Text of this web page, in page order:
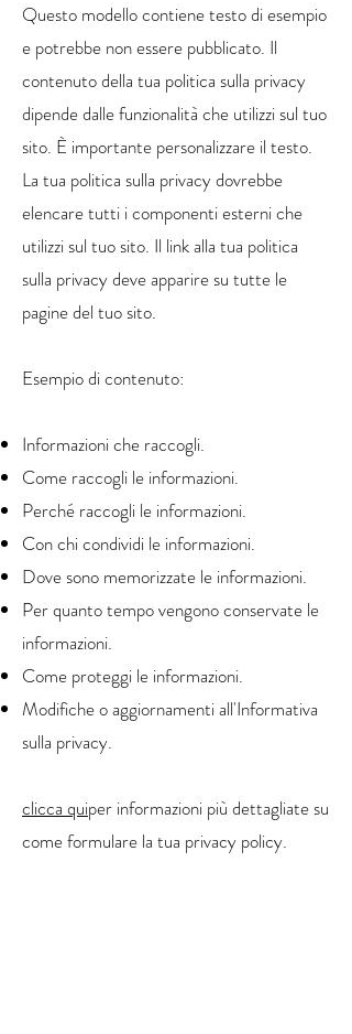
Questo modello contiene testo di esempio
e potrebbe non essere pubblicato. Il
contenuto della tua politica sulla privacy
dipende dalle funzionalità che utilizzi sul tuo
sito. È importante personalizzare il testo.
La tua politica sulla privacy dovrebbe
elencare tutti i componenti esterni che
utilizzi sul tuo sito. Il link alla tua politica
sulla privacy deve apparire su tutte le
pagine del tuo sito.
Esempio di contenuto:
Informazioni che raccogli.
Come raccogli le informazioni.
Perché raccogli le informazioni.
Con chi condividi le informazioni.
Dove sono memorizzate le informazioni.
Per quanto tempo vengono conservate le
informazioni.
Come proteggi le informazioni.
Modifiche o aggiornamenti all'Informativa
sulla privacy.
clicca quiper informazioni più dettagliate su
come formulare la tua privacy policy.